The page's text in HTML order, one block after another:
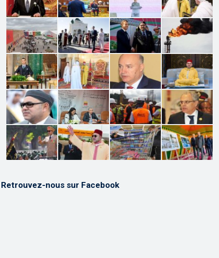
Retrouvez-nous sur Facebook